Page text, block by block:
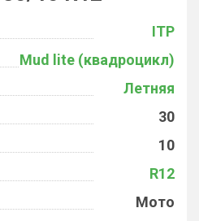
ITP
Mud lite (квадроцикл)
Летняя
30
10
R12
Мото